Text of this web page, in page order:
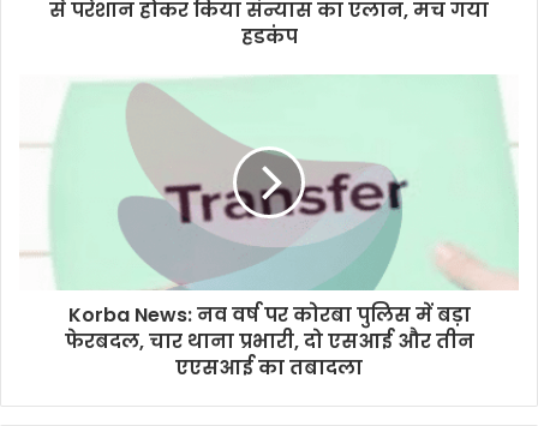
से परेशान होकर किया संन्यास का एलान, मच गया
हडकंप
Korba News: नव वर्ष पर कोरबा पुलिस में बड़ा
फेरबदल, चार थाना प्रभारी, दो एसआई और तीन
एएसआई का तबादला